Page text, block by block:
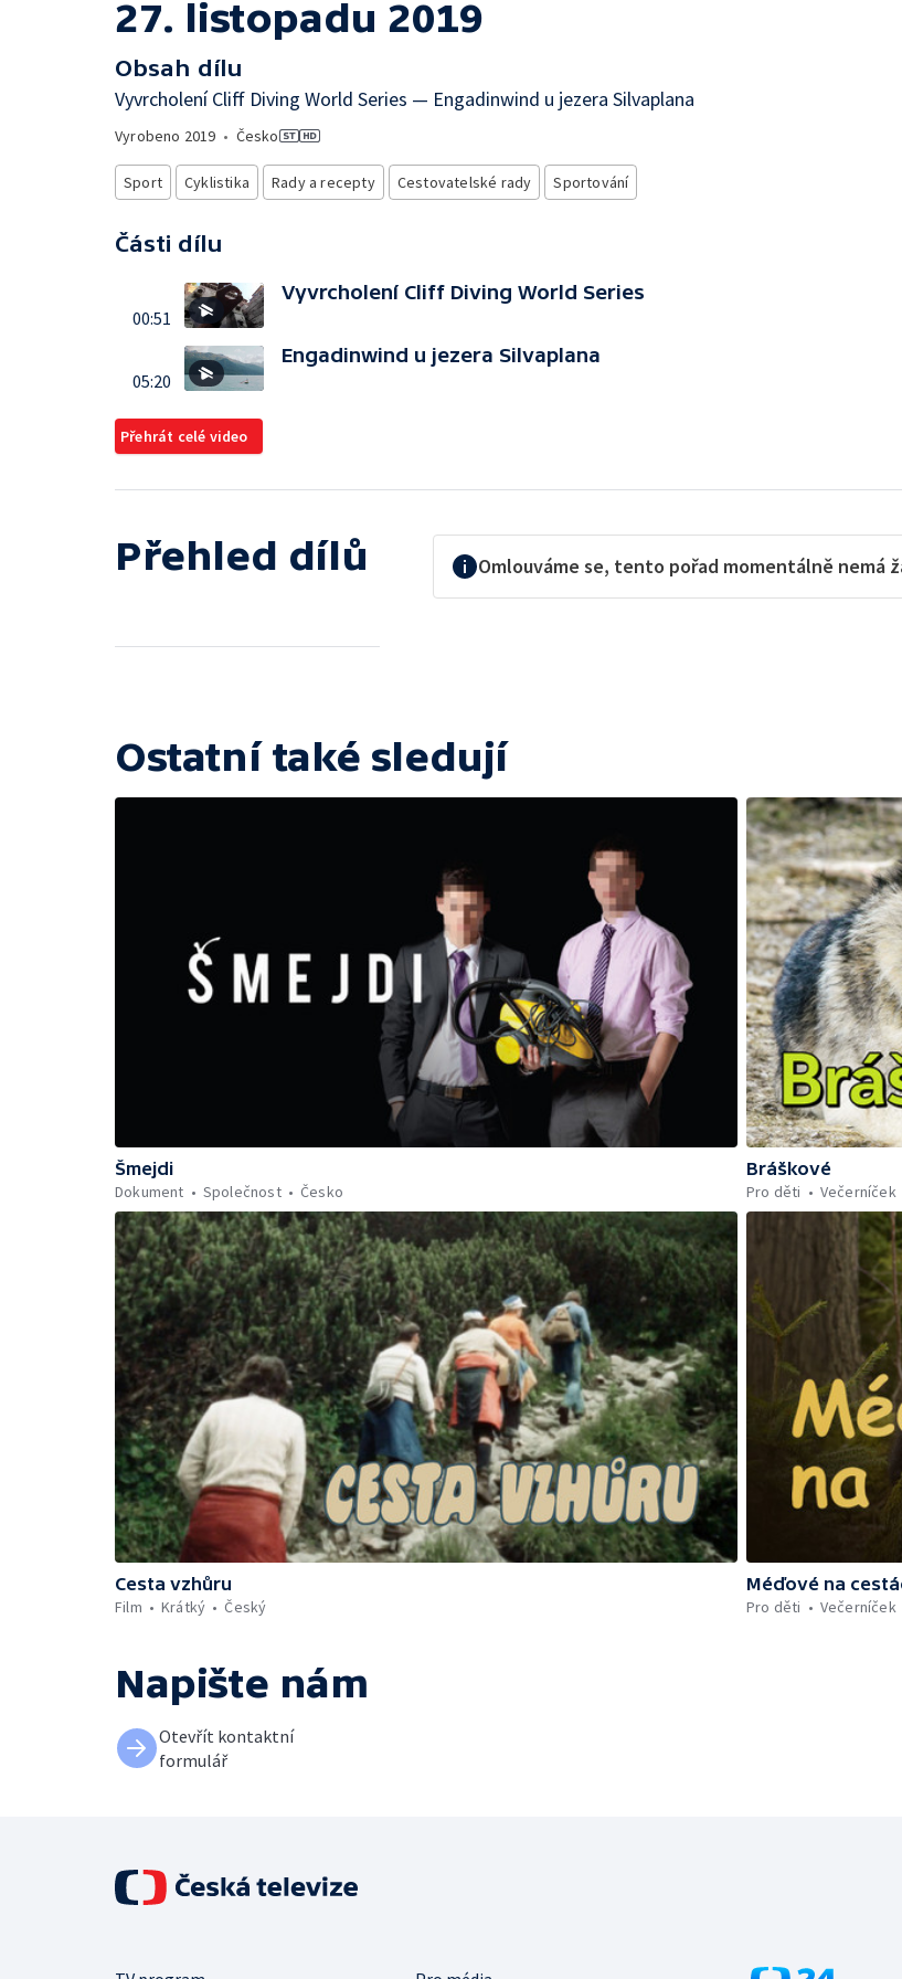
27. listopadu 2019
Obsah dílu
Vyvrcholení Cliff Diving World Series — Engadinwind u jezera Silvaplana
Vyrobeno 2019 • Česko
Sport Cyklistika Rady a recepty Cestovatelské rady Sportování
Části dílu
00:51
Vyvrcholení Cliff Diving World Series
05:20
Engadinwind u jezera Silvaplana
Přehrát celé video
Přehled dílů Omlouváme se, tento pořad momentálně nemá
Ostatní také sledují
Šmejdi
Dokument
Společnost Česko
Bráškové
Pro děti
Večerníček
Cesta vzhůru
Film
Krátký Český
Méďové na
Pro děti
Večerníček
Napište nám
Otevřít kontaktní
formulář